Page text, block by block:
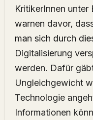
KritikerInnen unter
warnen davor,
man sich durch
Digitalisierung
werden. Dafür
Ungleichgewicht
Technologie
Informationen